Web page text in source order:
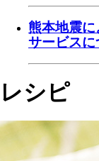
熊本地震
サービスに
レシピ